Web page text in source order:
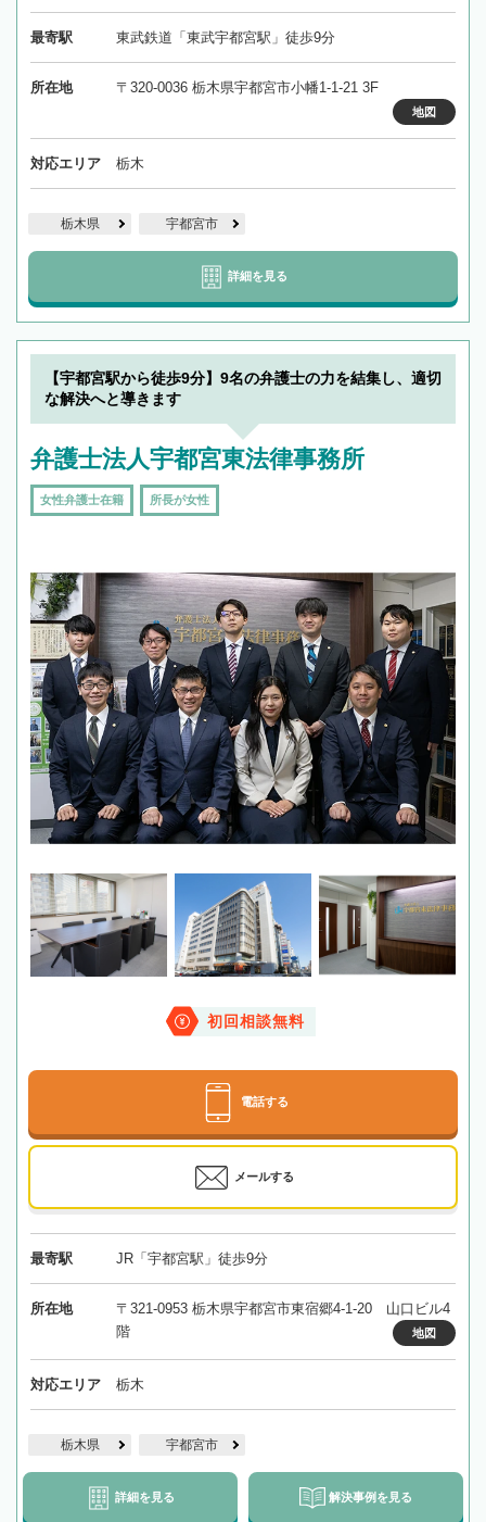
最寄駅 東武鉄道「東武宇都宮駅」徒歩9分
所在地 〒320-0036 栃木県宇都宮市小幡1-1-21 3F
地図
対応エリア 栃木
栃木県 宇都宮市
詳細を見る
【宇都宮駅から徒歩9分】9名の弁護士の力を結集し、適切
な解決へと導きます
弁護士法人宇都宮東法律事務所
女性弁護士在籍 所長が女性
初回相談無料
電話する
メールする
最寄駅 JR「宇都宮駅」徒歩9分
所在地
〒321-0953 栃木県宇都宮市東宿郷4-1-20 山口ビル4
階
地図
対応エリア 栃木
栃木県 宇都宮市
詳細を見る 解決事例を見る